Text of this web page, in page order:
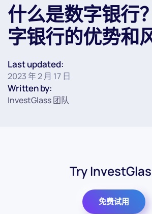
什么是数字银行
字银行的优势和
Last updated:
2023 年 2 月 17 日
Written by:
InvestGlass 团队
Try
免费试用